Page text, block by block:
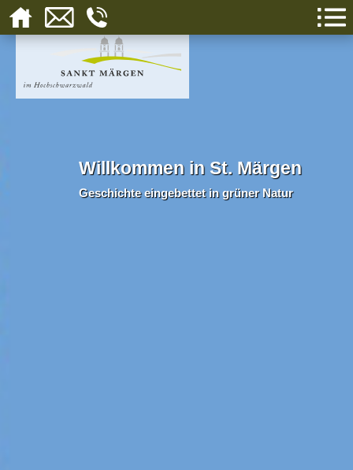
Willkommen in St. Märgen
Geschichte eingebettet in grüner Natur